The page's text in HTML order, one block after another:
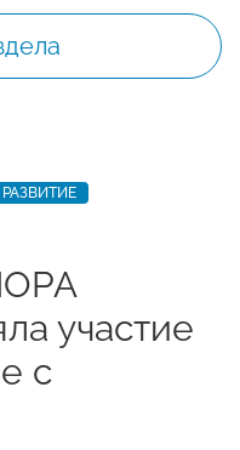
участие
с